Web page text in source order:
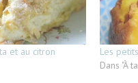
et au citron
Les
Dans "À